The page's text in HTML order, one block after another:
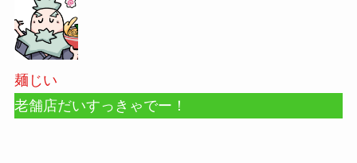
麺じい
老舗店だいすっきゃでー！